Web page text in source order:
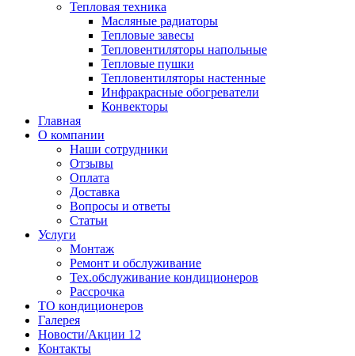
Тепловая техника
Масляные радиаторы
Тепловые завесы
Тепловентиляторы напольные
Тепловые пушки
Тепловентиляторы настенные
Инфракрасные обогреватели
Конвекторы
Главная
О компании
Наши сотрудники
Отзывы
Оплата
Доставка
Вопросы и ответы
Статьи
Услуги
Монтаж
Ремонт и обслуживание
Тех.обслуживание кондиционеров
Рассрочка
ТО кондиционеров
Галерея
Новости/Акции 12
Контакты